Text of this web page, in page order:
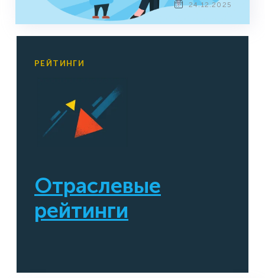
24.12.2025
РЕЙТИНГИ
Отраслевые
рейтинги